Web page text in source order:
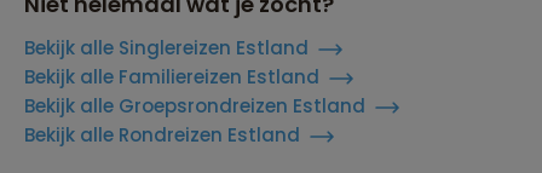
Bekijk alle Singlereizen Estland
Bekijk alle Familiereizen Estland
Bekijk alle Groepsrondreizen Estland
Bekijk alle Rondreizen Estland
Reizen met oog voor mens, cultuur en milieu